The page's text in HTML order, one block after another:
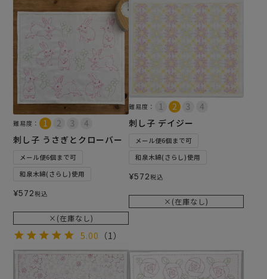
難易度：
刺し子 うさぎとクローバー
メール便6個まで可
和泉木綿(さらし)使用
¥572税込
×(在庫なし)
5.00 （1）
難易度：
刺し子 デイジー
メール便6個まで可
和泉木綿(さらし)使用
¥572税込
×(在庫なし)